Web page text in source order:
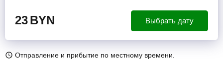
23BYN Выбрать дату
Отправление и прибытие по местному времени.